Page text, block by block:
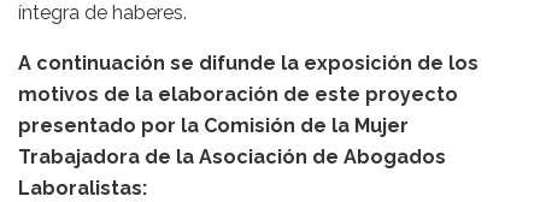
íntegra de haberes.
A continuación se difunde la exposición de los
motivos de la elaboración de este proyecto
presentado por la Comisión de la Mujer
Trabajadora de la Asociación de Abogados
Laboralistas: